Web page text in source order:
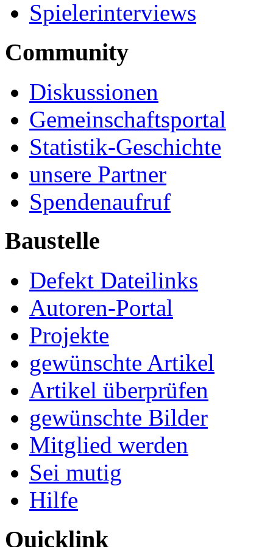
Spielerinterviews
Community
Diskussionen
Gemeinschaftsportal
Statistik-Geschichte
unsere Partner
Spendenaufruf
Baustelle
Defekt Dateilinks
Autoren-Portal
Projekte
gewünschte Artikel
Artikel überprüfen
gewünschte Bilder
Mitglied werden
Sei mutig
Hilfe
Quicklink